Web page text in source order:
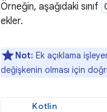
Örneğin, aşağıdaki sınıf
ekler.
Not: Ek açıklama
değişkenin olması için
Kotlin